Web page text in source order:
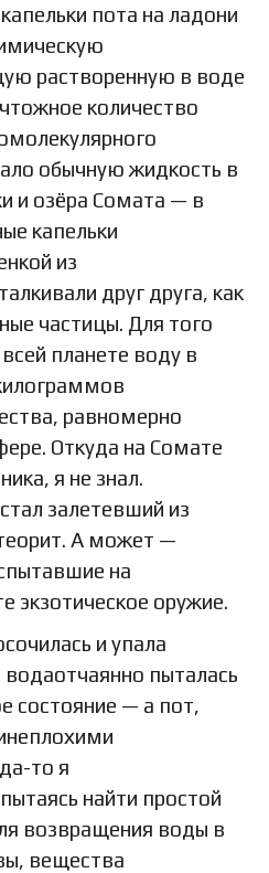
пота на ладони
растворенную в воде
количество
обычную жидкость в
и озёра Сомата — в
капельки
из
друг друга, как
частицы. Для того
планете воду в
равномерно
Откуда на Сомате
я не знал.
залетевший из
А может —
на
экзотическое оружие.
и упала
водаотчаянно пыталась
состояние — а пот,
то я
найти простой
возвращения воды в
вещества